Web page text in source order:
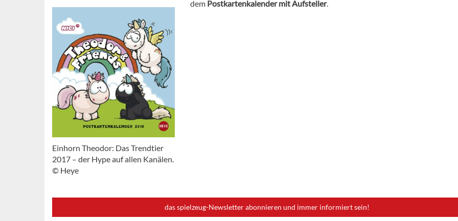
Einhorn Theodor: Das Trendtier
2017 – der Hype auf allen Kanälen.
© Heye
dem Postkartenkalender mit Aufsteller.
das spielzeug-Newsletter abonnieren und immer informiert sein!